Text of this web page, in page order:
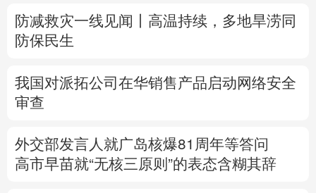
防减救灾一线见闻丨高温持续，多地旱涝同
防保民生
我国对派拓公司在华销售产品启动网络安全
审查
外交部发言人就广岛核爆81周年等答问
高市早苗就“无核三原则”的表态含糊其辞